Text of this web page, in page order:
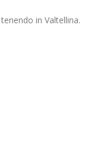
in Valtellina.